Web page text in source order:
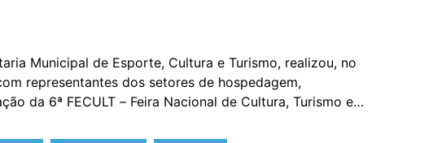
Municipal de Esporte, Cultura e Turismo, realizou, no
representantes dos setores de hospedagem,
da 6ª FECULT – Feira Nacional de Cultura, Turismo e